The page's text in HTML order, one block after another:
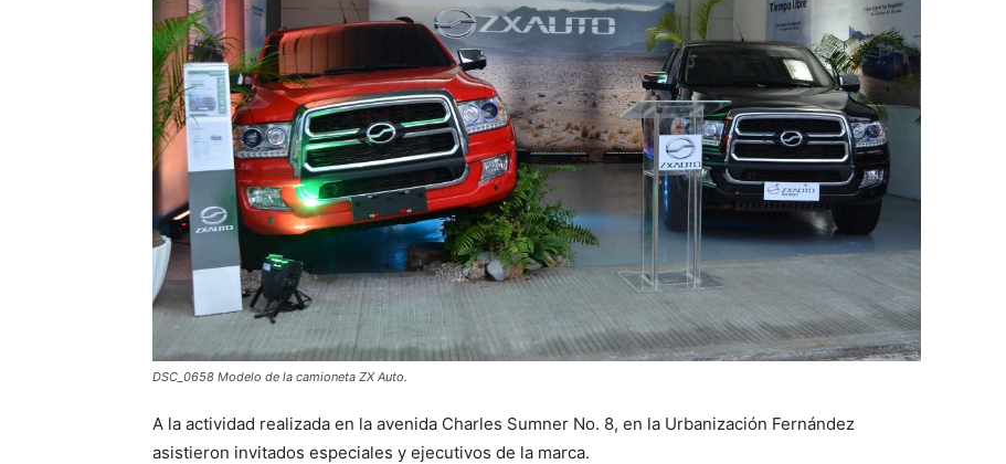
DSC_0658 Modelo de la camioneta ZX Auto.
A la actividad realizada en la avenida Charles Sumner No. 8, en la Urbanización Fernández
asistieron invitados especiales y ejecutivos de la marca.